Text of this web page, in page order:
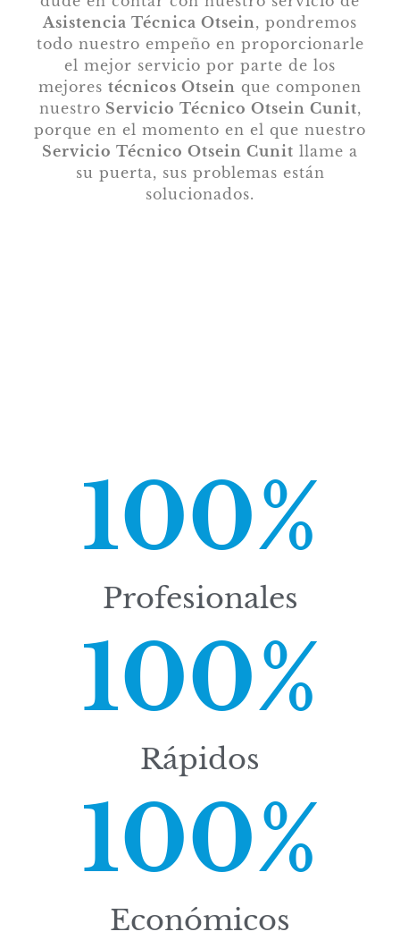
Asistencia Técnica Otsein, pondremos
todo nuestro empeño en proporcionarle
el mejor servicio por parte de los
mejores técnicos Otsein que componen
nuestro Servicio Técnico Otsein Cunit,
porque en el momento en el que nuestro
Servicio Técnico Otsein Cunit llame a
su puerta, sus problemas están
solucionados.
Profesionales
100%
Rápidos
100%
Económicos
100%